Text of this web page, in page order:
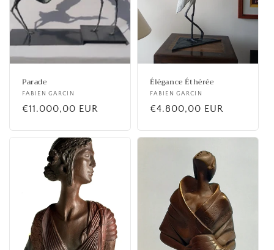
Parade
Fournisseur :
FABIEN GARCIN
Prix
€11.000,00 EUR
Élégance Éthérée
Fournisseur :
FABIEN GARCIN
Prix
€4.800,00 EUR